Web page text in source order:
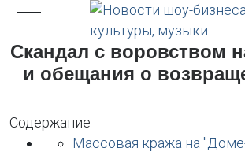
Скандал с воровством
и обещания о
Содержание
Массовая кража на